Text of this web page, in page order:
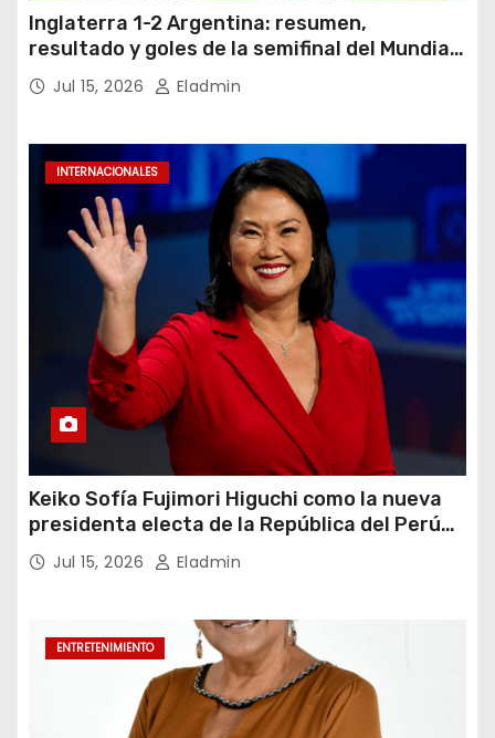
Inglaterra 1-2 Argentina: resumen,
resultado y goles de la semifinal del Mundial
2026Jul 15, 2026 Eladmin
INTERNACIONALES
Keiko Sofía Fujimori Higuchi como la nueva
presidenta electa de la República del Perú
para el periodo constitucional 2026-2031
Jul 15, 2026 Eladmin
ENTRETENIMIENTO